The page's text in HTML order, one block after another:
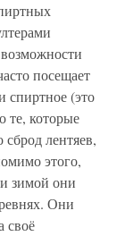
посещает
спиртное (это
те, которые
лентяев,
этого,
зимой они
Они
своё